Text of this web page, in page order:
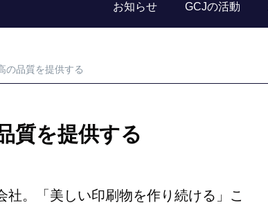
お知らせ GCJの活動
の品質を提供する
質を提供する
。「美しい印刷物を作り続ける」こ